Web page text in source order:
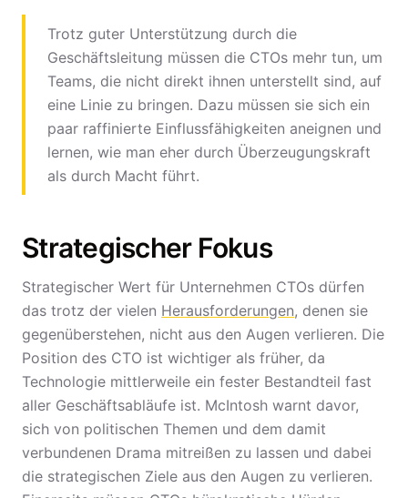
Trotz guter Unterstützung durch die
Geschäftsleitung müssen die CTOs mehr tun, um
Teams, die nicht direkt ihnen unterstellt sind, auf
eine Linie zu bringen. Dazu müssen sie sich ein
paar raffinierte Einflussfähigkeiten aneignen und
lernen, wie man eher durch Überzeugungskraft
als durch Macht führt.
Strategischer Fokus
Strategischer Wert für Unternehmen CTOs dürfen
das trotz der vielen Herausforderungen, denen sie
gegenüberstehen, nicht aus den Augen verlieren. Die
Position des CTO ist wichtiger als früher, da
Technologie mittlerweile ein fester Bestandteil fast
aller Geschäftsabläufe ist. McIntosh warnt davor,
sich von politischen Themen und dem damit
verbundenen Drama mitreißen zu lassen und dabei
die strategischen Ziele aus den Augen zu verlieren.